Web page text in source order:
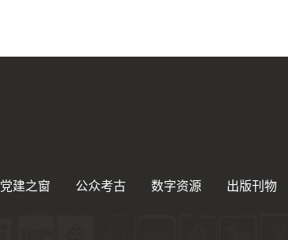
党建之窗 公众考古 数字资源 出版刊物